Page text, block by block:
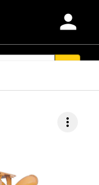
person
more_vert